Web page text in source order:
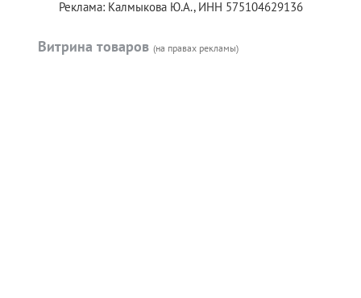
Реклама: Калмыкова Ю.А., ИНН 575104629136
Витрина товаров (на правах рекламы)